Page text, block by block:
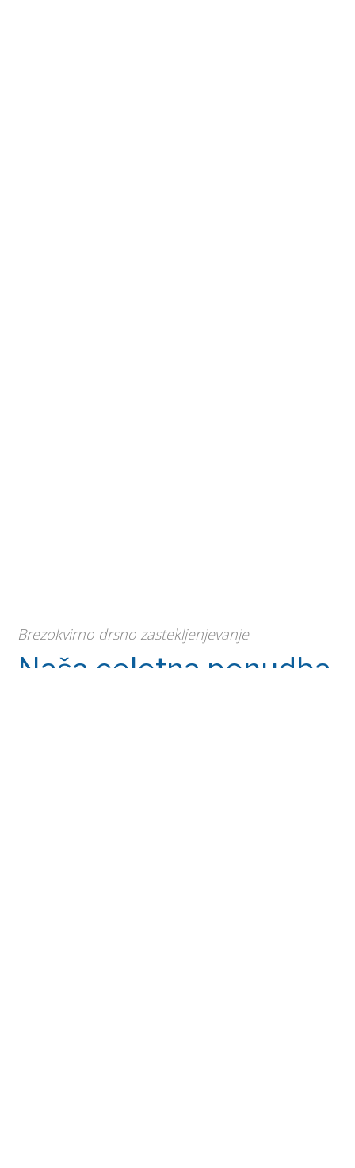
Brezokvirno drsno zastekljenjevanje
Naša celotna ponudba